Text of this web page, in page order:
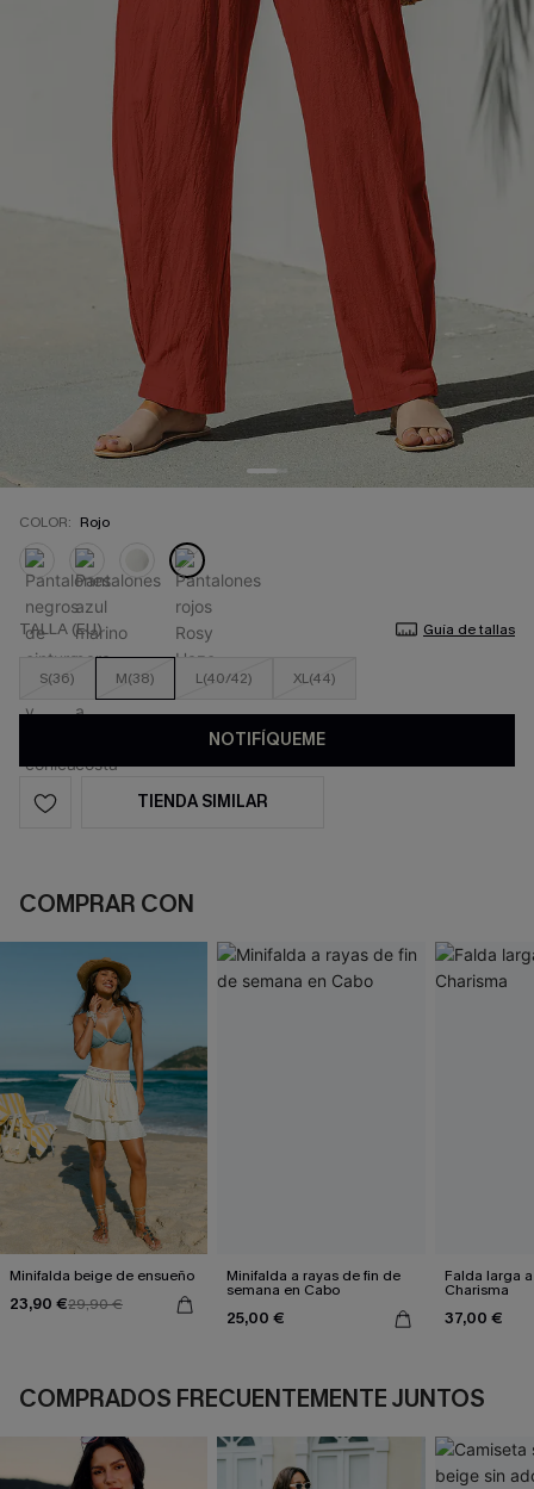
COLOR: Rojo
TALLA (EU) Guía de tallas
S(36) M(38) L(40/42) XL(44)
NOTIFÍQUEME
TIENDA SIMILAR
COMPRAR CON
Minifalda beige de ensueño
23,90 €29,90 €
Minifalda a rayas de fin de
semana en Cabo
25,00 €
Falda larga
Charisma
37,00 €
COMPRADOS FRECUENTEMENTE JUNTOS